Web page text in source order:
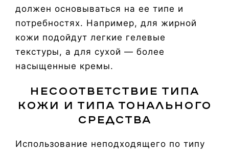
должен основываться на ее типе и
потребностях. Например, для жирной
кожи подойдут легкие гелевые
текстуры, а для сухой — более
насыщенные кремы.
Несоответствие типа
кожи и типа тонального
средства
Использование неподходящего по типу